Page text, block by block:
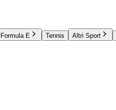
Formula E Tennis Altri Sport